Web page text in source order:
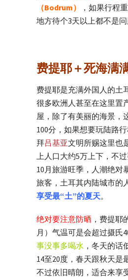
（Bodrum）
，如果行程
地方待个3天以上都不是问
费提耶＋死海满
费提耶是充满外国人的土
很多欧洲人甚至在这里置
屋，除了有美丽的海景，
100分，如果想要玩陆路
拜吕基亚文明所赐这里也
上人口大约5万上下，不
10月旅游旺季，人潮绝对
旅客，土耳其内陆城市的
享受最“土”的夏天。
绝对要注意防晒 ，费提耶
月）气温可是会超过摄氏
事没事多喝水 ，冬天的话
14至20度，春天跟秋天是
不过依旧晴朗，适合来享